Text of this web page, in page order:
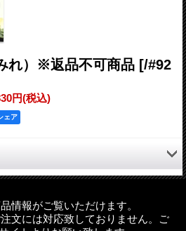
れ）※返品不可商品 [/#92
円(税込)
ェア
（2つ折の状態）
情報がご覧いただけます。
文には対応致しておりません。ご